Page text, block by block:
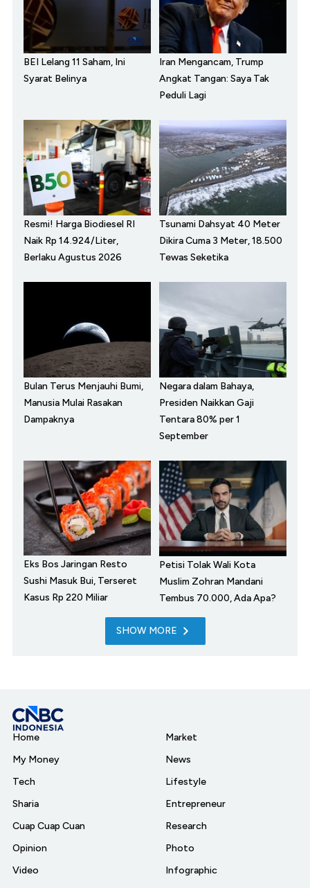
BEI Lelang 11 Saham, Ini
Syarat Belinya
Iran Mengancam, Trump
Angkat Tangan: Saya Tak
Peduli Lagi
Resmi! Harga Biodiesel RI
Naik Rp 14.924/Liter,
Berlaku Agustus 2026
Tsunami Dahsyat 40 Meter
Dikira Cuma 3 Meter, 18.500
Tewas Seketika
Bulan Terus Menjauhi Bumi,
Manusia Mulai Rasakan
Dampaknya
Negara dalam Bahaya,
Presiden Naikkan Gaji
Tentara 80% per 1
September
Eks Bos Jaringan Resto
Sushi Masuk Bui, Terseret
Kasus Rp 220 Miliar
Petisi Tolak Wali Kota
Muslim Zohran Mandani
Tembus 70.000, Ada Apa?
SHOW MORE
Home
My Money
Tech
Sharia
Cuap Cuap Cuan
Opinion
Video
Market
News
Lifestyle
Entrepreneur
Research
Photo
Infographic